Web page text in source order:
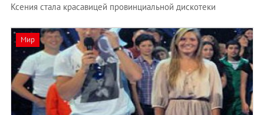
Ксения стала красавицей провинциальной дискотеки
Мир